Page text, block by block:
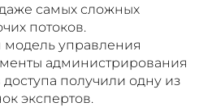
самых сложных
потоков.
модель управления
администрирования
получили одну из
экспертов.